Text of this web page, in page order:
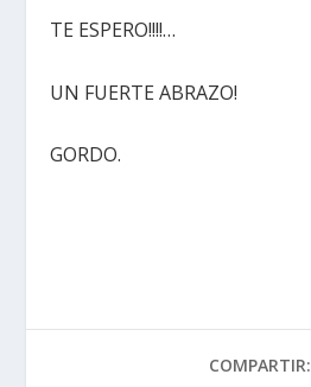
TE ESPERO!!!!…
UN FUERTE ABRAZO!
GORDO.
COMPARTIR: